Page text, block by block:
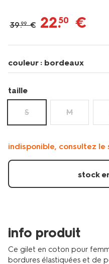
lui/vetements-
de-
sport-
femme/vetements-
sport/gilet-
tissu-
sweat-
39.99 € 22.50 €
couleur : bordeaux
taille
S M
indisponible, consultez le
stock
info produit
Ce gilet en coton pour
bordures élastiquées et de